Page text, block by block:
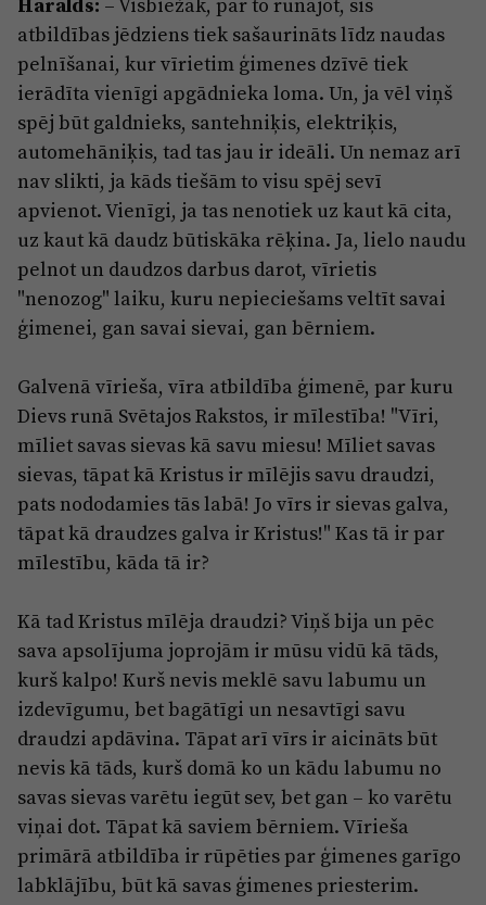
Haralds: – Visbiežāk, par to runājot, šis
atbildības jēdziens tiek sašaurināts līdz naudas
pelnīšanai, kur vīrietim ģimenes dzīvē tiek
ierādīta vienīgi apgādnieka loma. Un, ja vēl viņš
spēj būt galdnieks, santehniķis, elektriķis,
automehāniķis, tad tas jau ir ideāli. Un nemaz arī
nav slikti, ja kāds tiešām to visu spēj sevī
apvienot. Vienīgi, ja tas nenotiek uz kaut kā cita,
uz kaut kā daudz būtiskāka rēķina. Ja, lielo naudu
pelnot un daudzos darbus darot, vīrietis
"nenozog" laiku, kuru nepieciešams veltīt savai
ģimenei, gan savai sievai, gan bērniem.
Galvenā vīrieša, vīra atbildība ģimenē, par kuru
Dievs runā Svētajos Rakstos, ir mīlestība! "Vīri,
mīliet savas sievas kā savu miesu! Mīliet savas
sievas, tāpat kā Kristus ir mīlējis savu draudzi,
pats nododamies tās labā! Jo vīrs ir sievas galva,
tāpat kā draudzes galva ir Kristus!" Kas tā ir par
mīlestību, kāda tā ir?
Kā tad Kristus mīlēja draudzi? Viņš bija un pēc
sava apsolījuma joprojām ir mūsu vidū kā tāds,
kurš kalpo! Kurš nevis meklē savu labumu un
izdevīgumu, bet bagātīgi un nesavtīgi savu
draudzi apdāvina. Tāpat arī vīrs ir aicināts būt
nevis kā tāds, kurš domā ko un kādu labumu no
savas sievas varētu iegūt sev, bet gan – ko varētu
viņai dot. Tāpat kā saviem bērniem. Vīrieša
primārā atbildība ir rūpēties par ģimenes garīgo
labklājību, būt kā savas ģimenes priesterim.